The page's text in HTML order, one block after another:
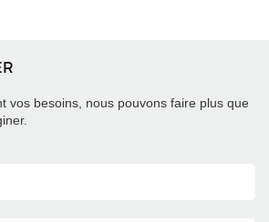
vos besoins, nous pouvons faire plus que